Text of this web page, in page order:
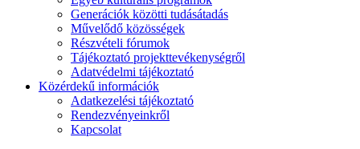
Generációk közötti tudásátadás
Művelődő közösségek
Részvételi fórumok
Tájékoztató projekttevékenységről
Adatvédelmi tájékoztató
Közérdekű információk
Adatkezelési tájékoztató
Rendezvényeinkről
Kapcsolat